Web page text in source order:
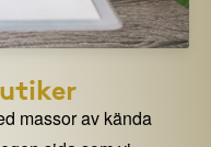
massor av kända